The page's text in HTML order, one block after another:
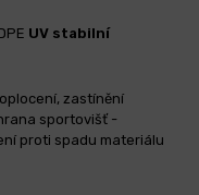
UV stabilní
zastínění
sportovišť -
proti spadu materiálu